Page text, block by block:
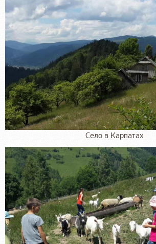
Село в Карпатах